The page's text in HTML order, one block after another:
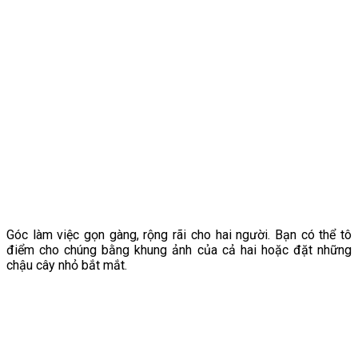
Góc làm việc gọn gàng, rộng rãi cho hai người. Bạn có thể tô
điểm cho chúng bằng khung ảnh của cả hai hoặc đặt những
chậu cây nhỏ bắt mắt.